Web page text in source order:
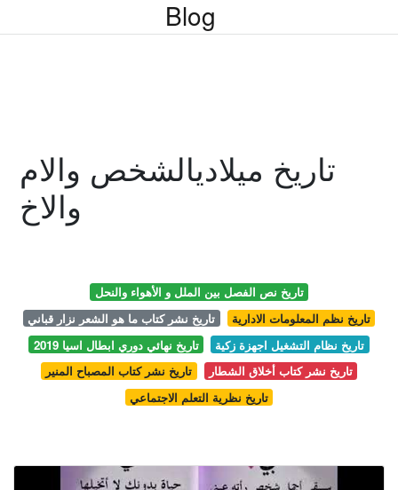
Blog
تاريخ ميلاديالشخص والام
والاخ
تاريخ نص الفصل بين الملل و الأهواء والنحل
تاريخ نشر كتاب ما هو الشعر نزار قباني
تاريخ نظم المعلومات الادارية
تاريخ نهائي دوري ابطال اسيا 2019
تاريخ نظام التشغيل اجهزة زكية
تاريخ نشر كتاب المصباح المنير
تاريخ نشر كتاب أخلاق الشطار
تاريخ نظرية التعلم الاجتماعي